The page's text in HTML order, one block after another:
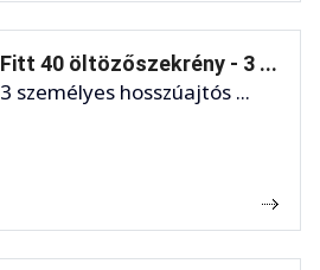
Fitt 40 öltözőszekrény - 3 ...
3 személyes hosszúajtós ...